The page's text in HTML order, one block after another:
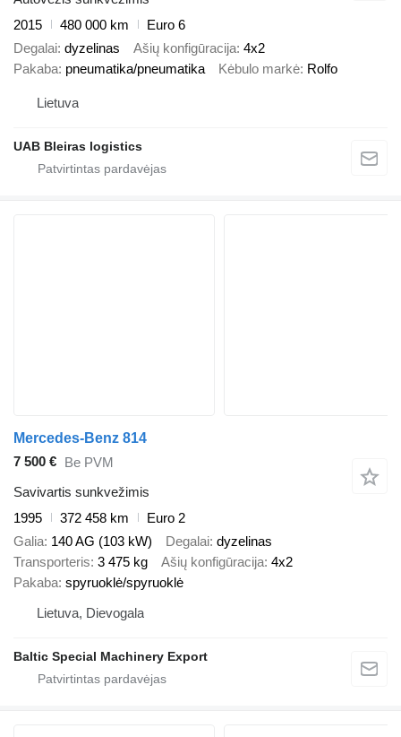
2015
480 000 km
Euro 6
Degalai dyzelinas Ašių konfigūracija 4x2
Pakaba pneumatika/pneumatika Kėbulo markė Rolfo
Lietuva
UAB Bleiras logistics
Mercedes-Benz 814
7 500 € Be PVM
Savivartis sunkvežimis
1995
372 458 km
Euro 2
Galia 140 AG (103 kW) Degalai dyzelinas
Transporteris 3 475 kg Ašių konfigūracija 4x2
Pakaba spyruoklė/spyruoklė
Lietuva, Dievogala
Baltic Special Machinery Export